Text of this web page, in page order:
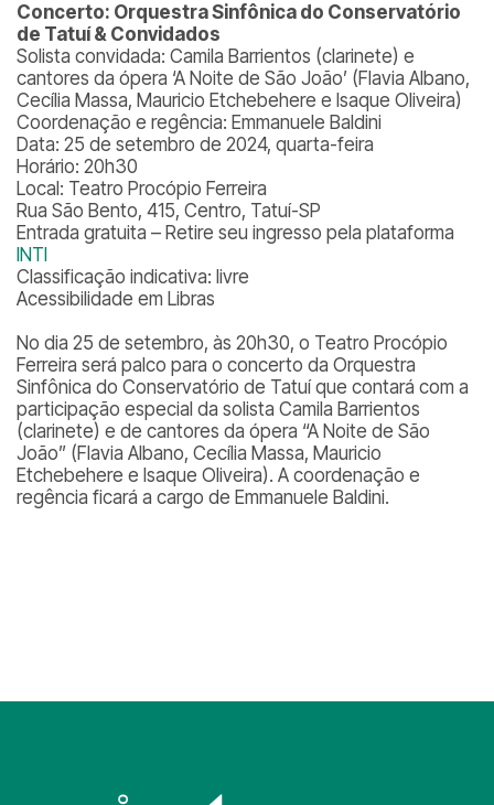
Concerto: Orquestra Sinfônica do Conservatório
de Tatuí & Convidados
Solista convidada: Camila Barrientos (clarinete) e
cantores da ópera ‘A Noite de São João’ (Flavia Albano,
Cecília Massa, Mauricio Etchebehere e Isaque Oliveira)
Coordenação e regência: Emmanuele Baldini
Data: 25 de setembro de 2024, quarta-feira
Horário: 20h30
Local: Teatro Procópio Ferreira
Rua São Bento, 415, Centro, Tatuí-SP
Entrada gratuita – Retire seu ingresso pela plataforma
INTI
Classificação indicativa: livre
Acessibilidade em Libras
No dia 25 de setembro, às 20h30, o Teatro Procópio
Ferreira será palco para o concerto da Orquestra
Sinfônica do Conservatório de Tatuí que contará com a
participação especial da solista Camila Barrientos
(clarinete) e de cantores da ópera “A Noite de São
João” (Flavia Albano, Cecília Massa, Mauricio
Etchebehere e Isaque Oliveira). A coordenação e
regência ficará a cargo de Emmanuele Baldini.